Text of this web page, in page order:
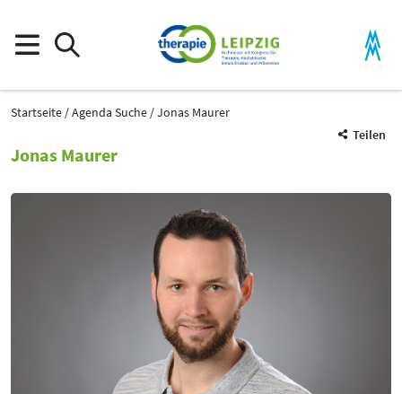
Startseite Agenda Suche
Jonas Maurer
Teilen
Jonas Maurer